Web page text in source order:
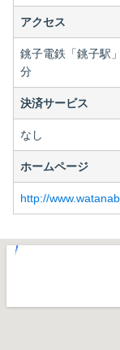
アクセス
銚子電鉄「銚子駅
分
決済サービス
なし
ホームページ
http://